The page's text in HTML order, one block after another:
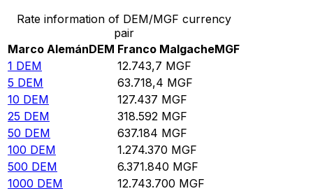
Rate information of DEM/MGF currency
pair
Marco AlemánDEM Franco MalgacheMGF
1 DEM 12.743,7 MGF
5 DEM 63.718,4 MGF
10 DEM 127.437 MGF
25 DEM 318.592 MGF
50 DEM 637.184 MGF
100 DEM 1.274.370 MGF
500 DEM 6.371.840 MGF
1000 DEM 12.743.700 MGF